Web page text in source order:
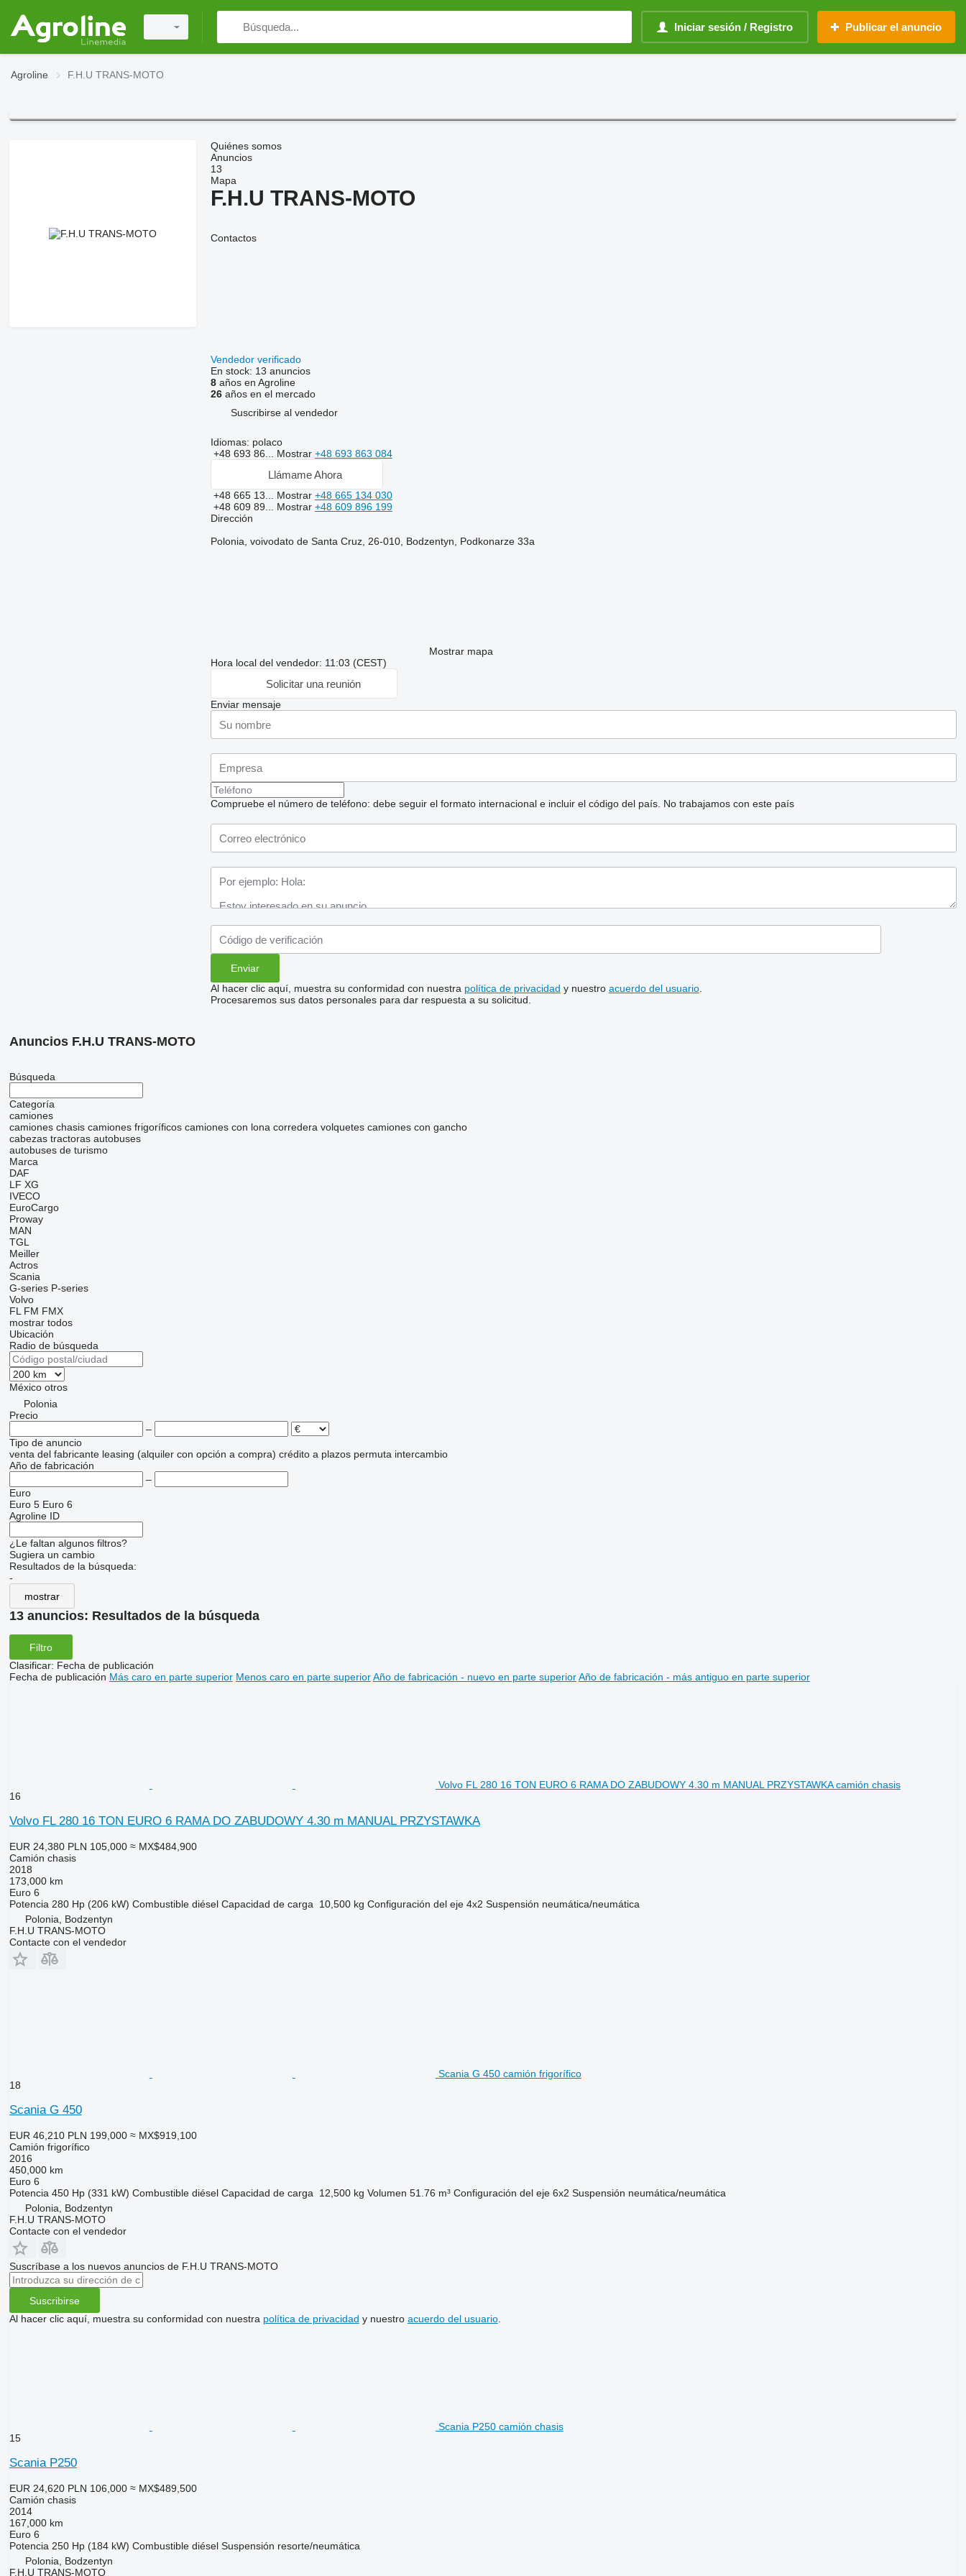
Iniciar sesión / Registro Publicar el anuncio
Agroline F.H.U TRANS-MOTO
Quiénes somos
Anuncios
13
Mapa
F.H.U TRANS-MOTO
Contactos
Vendedor verificado
En stock: 13 anuncios
8años en Agroline
26años en el mercado
Suscribirse al vendedor
Idiomas: polaco
+48 693 86... Mostrar +48 693 863 084
Llámame Ahora
+48 665 13... Mostrar +48 665 134 030
+48 609 89... Mostrar +48 609 896 199
Dirección
Polonia, voivodato de Santa Cruz, 26-010, Bodzentyn, Podkonarze 33a
Mostrar mapa
Hora local del vendedor: 11:03 (CEST)
Solicitar una reunión
Enviar mensaje
Compruebe el número de teléfono: debe seguir el formato internacional e incluir el código del país. No trabajamos con este país
Al hacer clic aquí, muestra su conformidad con nuestra política de privacidad y nuestro acuerdo del usuario.
Procesaremos sus datos personales para dar respuesta a su solicitud.
Anuncios F.H.U TRANS-MOTO
Búsqueda
Categoría
camiones
camiones chasis camiones frigoríficos camiones con lona corredera volquetes camiones con gancho
cabezas tractoras autobuses
autobuses de turismo
Marca
DAF
LF XG
IVECO
EuroCargo
Proway
MAN
TGL
Meiller
Actros
Scania
G-series P-series
Volvo
FL FM FMX
mostrar todos
Ubicación
Radio de búsqueda
México otros
Polonia
Precio
–
Tipo de anuncio
venta del fabricante leasing (alquiler con opción a compra) crédito a plazos permuta intercambio
Año de fabricación
–
Euro
Euro 5 Euro 6
Agroline ID
¿Le faltan algunos filtros?
Sugiera un cambio
Resultados de la búsqueda:
-
mostrar
13 anuncios: Resultados de la búsqueda
Filtro
Clasificar: Fecha de publicación
Fecha de publicación Más caro en parte superior Menos caro en parte superior Año de fabricación - nuevo en parte superior Año de fabricación - más antiguo en parte superior
Volvo FL 280 16 TON EURO 6 RAMA DO ZABUDOWY 4.30 m MANUAL PRZYSTAWKA camión chasis
16
Volvo FL 280 16 TON EURO 6 RAMA DO ZABUDOWY 4.30 m MANUAL PRZYSTAWKA
EUR 24,380 PLN 105,000 ≈ MX$484,900
Camión chasis
2018
173,000 km
Euro 6
Potencia 280 Hp (206 kW) Combustible diésel Capacidad de carga 10,500 kg Configuración del eje 4x2 Suspensión neumática/neumática
Polonia, Bodzentyn
F.H.U TRANS-MOTO
Contacte con el vendedor
Scania G 450 camión frigorífico
18
Scania G 450
EUR 46,210 PLN 199,000 ≈ MX$919,100
Camión frigorífico
2016
450,000 km
Euro 6
Potencia 450 Hp (331 kW) Combustible diésel Capacidad de carga 12,500 kg Volumen 51.76 m³ Configuración del eje 6x2 Suspensión neumática/neumática
Polonia, Bodzentyn
F.H.U TRANS-MOTO
Contacte con el vendedor
Suscríbase a los nuevos anuncios de F.H.U TRANS-MOTO
Suscribirse
Al hacer clic aquí, muestra su conformidad con nuestra política de privacidad y nuestro acuerdo del usuario.
Scania P250 camión chasis
15
Scania P250
EUR 24,620 PLN 106,000 ≈ MX$489,500
Camión chasis
2014
167,000 km
Euro 6
Potencia 250 Hp (184 kW) Combustible diésel Suspensión resorte/neumática
Polonia, Bodzentyn
F.H.U TRANS-MOTO